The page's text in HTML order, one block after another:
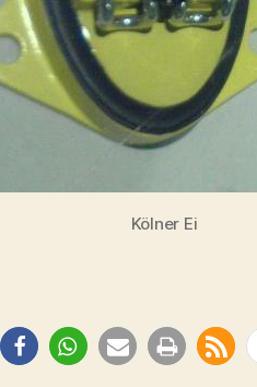
Kölner Ei